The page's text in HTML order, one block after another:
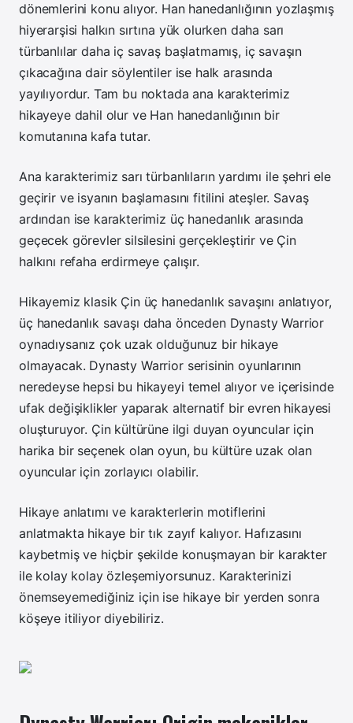
dönemlerini konu alıyor. Han hanedanlığının yozlaşmış
hiyerarşisi halkın sırtına yük olurken daha sarı
türbanlılar daha iç savaş başlatmamış, iç savaşın
çıkacağına dair söylentiler ise halk arasında
yayılıyordur. Tam bu noktada ana karakterimiz
hikayeye dahil olur ve Han hanedanlığının bir
komutanına kafa tutar.
Ana karakterimiz sarı türbanlıların yardımı ile şehri ele
geçirir ve isyanın başlamasını fitilini ateşler. Savaş
ardından ise karakterimiz üç hanedanlık arasında
geçecek görevler silsilesini gerçekleştirir ve Çin
halkını refaha erdirmeye çalışır.
Hikayemiz klasik Çin üç hanedanlık savaşını anlatıyor,
üç hanedanlık savaşı daha önceden Dynasty Warrior
oynadıysanız çok uzak olduğunuz bir hikaye
olmayacak. Dynasty Warrior serisinin oyunlarının
neredeyse hepsi bu hikayeyi temel alıyor ve içerisinde
ufak değişiklikler yaparak alternatif bir evren hikayesi
oluşturuyor. Çin kültürüne ilgi duyan oyuncular için
harika bir seçenek olan oyun, bu kültüre uzak olan
oyuncular için zorlayıcı olabilir.
Hikaye anlatımı ve karakterlerin motiflerini
anlatmakta hikaye bir tık zayıf kalıyor. Hafızasını
kaybetmiş ve hiçbir şekilde konuşmayan bir karakter
ile kolay kolay özleşemiyorsunuz. Karakterinizi
önemseyemediğiniz için ise hikaye bir yerden sonra
köşeye itiliyor diyebiliriz.